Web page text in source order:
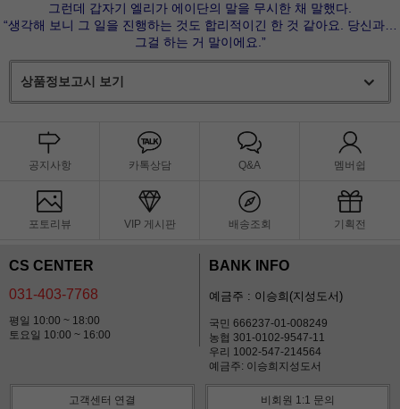
그런데 갑자기 엘리가 에이단의 말을 무시한 채 말했다.
“생각해 보니 그 일을 진행하는 것도 합리적이긴 한 것 같아요. 당신과…
그걸 하는 거 말이에요.”
상품정보고시 보기
공지사항 카톡상담 Q&A 멤버쉽
포토리뷰 VIP 게시판 배송조회 기획전
CS CENTER
031-403-7768
평일 10:00 ~ 18:00
토요일 10:00 ~ 16:00
BANK INFO
예금주 : 이승희(지성도서)
국민 666237-01-008249
농협 301-0102-9547-11
우리 1002-547-214564
예금주: 이승희지성도서
고객센터 연결 비회원 1:1 문의